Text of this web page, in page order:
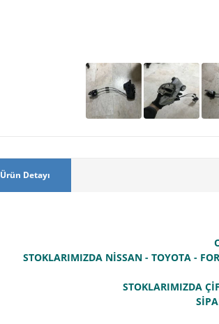
Ürün Detayı
STOKLARIMIZDA NİSSAN - TOYOTA -
STOKLARIMIZDA